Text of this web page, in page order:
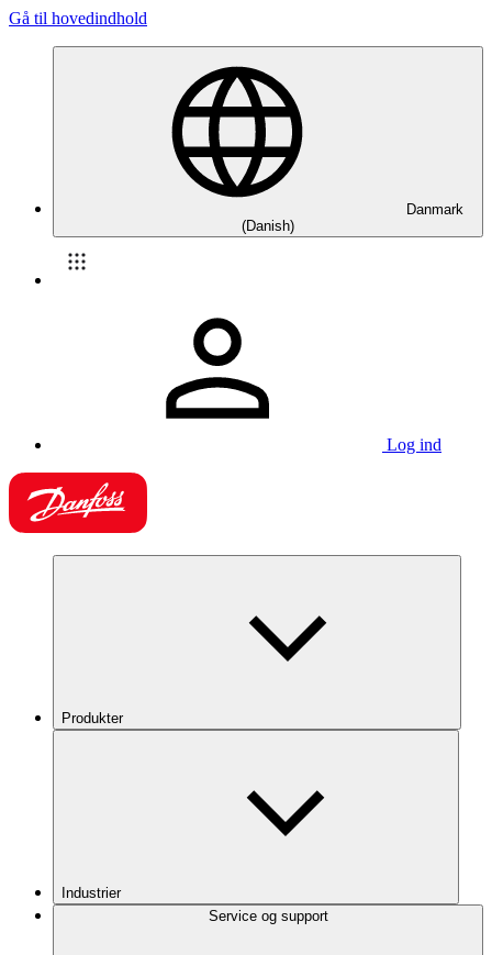
Gå til hovedindhold
Danmark
(Danish)
Log ind
Produkter
Industrier
Service og support